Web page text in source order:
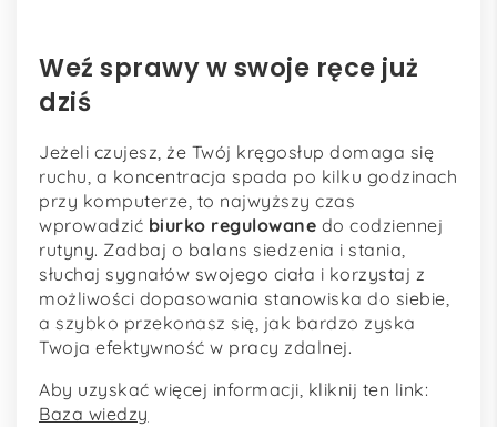
Weź sprawy w swoje ręce już
dziś
Jeżeli czujesz, że Twój kręgosłup domaga się
ruchu, a koncentracja spada po kilku godzinach
przy komputerze, to najwyższy czas
wprowadzić biurko regulowane do codziennej
rutyny. Zadbaj o balans siedzenia i stania,
słuchaj sygnałów swojego ciała i korzystaj z
możliwości dopasowania stanowiska do siebie,
a szybko przekonasz się, jak bardzo zyska
Twoja efektywność w pracy zdalnej.
Aby uzyskać więcej informacji, kliknij ten link:
Baza wiedzy